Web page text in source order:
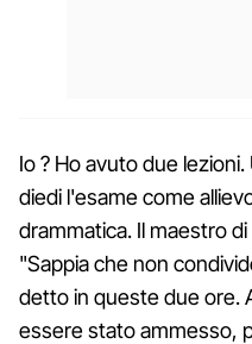
Io ? Ho avuto due
diedi l'esame come
drammatica. Il maestro
"Sappia che non
detto in queste due ore.
essere stato ammesso,